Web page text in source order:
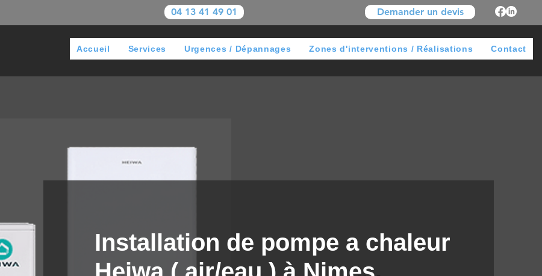
04 13 41 49 01 Demander un devis
Accueil Services Urgences / Dépannages Zones d'interventions / Réalisations Contact
Installation de pompe a chaleur